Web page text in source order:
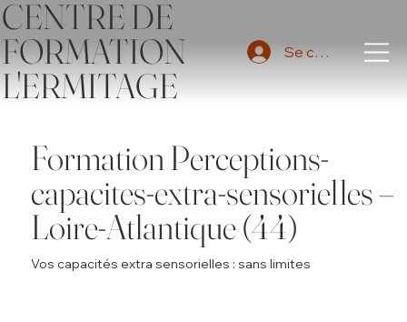
CENTRE DE
FORMATION
L'ERMITAGE
Se connecter
Formation Perceptions-
capacites-extra-sensorielles –
Loire-Atlantique (44)
Vos capacités extra sensorielles : sans limites